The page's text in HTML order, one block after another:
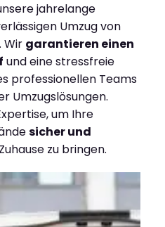
jahrelange
Umzug von
Wir garantieren einen
und eine stressfreie
professionellen Teams
Umzugslösungen.
um Ihre
sicher und
zu bringen.